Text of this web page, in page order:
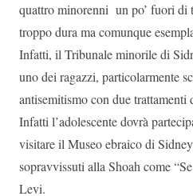
quattro minorenni un po’ fuori di
troppo dura ma comunque
Infatti, il Tribunale minorile di
uno dei ragazzi, particolarmente
antisemitismo con due trattamenti
Infatti l’adolescente dovrà
visitare il Museo ebraico di
sopravvissuti alla Shoah come
Levi.